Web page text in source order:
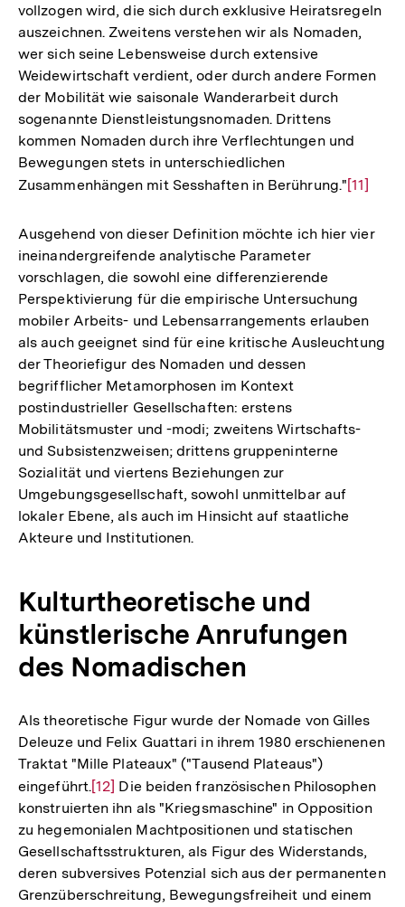
vollzogen wird, die sich durch exklusive Heiratsregeln
auszeichnen. Zweitens verstehen wir als Nomaden,
wer sich seine Lebensweise durch extensive
Weidewirtschaft verdient, oder durch andere Formen
der Mobilität wie saisonale Wanderarbeit durch
sogenannte Dienstleistungsnomaden. Drittens
kommen Nomaden durch ihre Verflechtungen und
Bewegungen stets in unterschiedlichen
Zusammenhängen mit Sesshaften in Berührung."Zur
der
[11]
Ausgehend von dieser Definition möchte ich hier vier
ineinandergreifende analytische Parameter
vorschlagen, die sowohl eine differenzierende
Perspektivierung für die empirische Untersuchung
mobiler Arbeits- und Lebensarrangements erlauben
als auch geeignet sind für eine kritische Ausleuchtung
der Theoriefigur des Nomaden und dessen
begrifflicher Metamorphosen im Kontext
postindustrieller Gesellschaften: erstens
Mobilitätsmuster und -modi; zweitens Wirtschafts-
und Subsistenzweisen; drittens gruppeninterne
Sozialität und viertens Beziehungen zur
Umgebungsgesellschaft, sowohl unmittelbar auf
lokaler Ebene, als auch im Hinsicht auf staatliche
Akteure und Institutionen.
Kulturtheoretische und
künstlerische Anrufungen
des Nomadischen
Als theoretische Figur wurde der Nomade von Gilles
Deleuze und Felix Guattari in ihrem 1980 erschienenen
Traktat "Mille Plateaux" ("Tausend Plateaus")
eingeführt.Zur
Auflösung
der
Fußnote
[12] Die beiden französischen Philosophen
konstruierten ihn als "Kriegsmaschine" in Opposition
zu hegemonialen Machtpositionen und statischen
Gesellschaftsstrukturen, als Figur des Widerstands,
deren subversives Potenzial sich aus der permanenten
Grenzüberschreitung, Bewegungsfreiheit und einem